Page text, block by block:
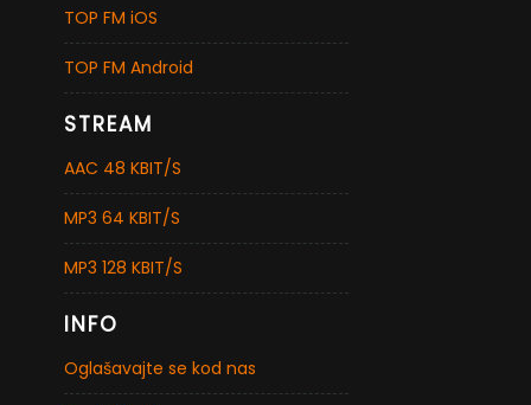
TOP FM iOS
TOP FM Android
STREAM
AAC 48 KBIT/S
MP3 64 KBIT/S
MP3 128 KBIT/S
INFO
Oglašavajte se kod nas